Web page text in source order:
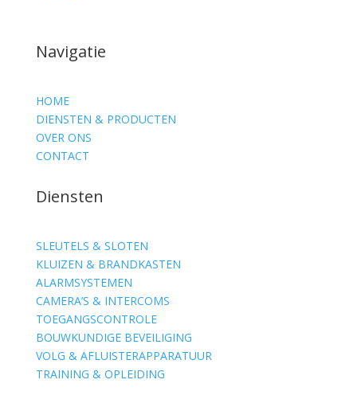
Navigatie
HOME
DIENSTEN & PRODUCTEN
OVER ONS
CONTACT
Diensten
SLEUTELS & SLOTEN
KLUIZEN & BRANDKASTEN
ALARMSYSTEMEN
CAMERA’S & INTERCOMS
TOEGANGSCONTROLE
BOUWKUNDIGE BEVEILIGING
VOLG & AFLUISTERAPPARATUUR
TRAINING & OPLEIDING